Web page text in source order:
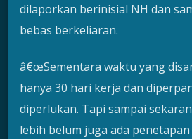
dilaporkan berinisial NH dan
bebas berkeliaran.
â€œSementara waktu yang
hanya 30 hari kerja dan
diperlukan. Tapi sampai
lebih belum juga ada penetapan